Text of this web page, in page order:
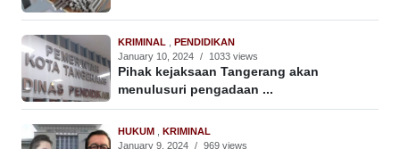
KRIMINAL , PENDIDIKAN
January 10, 2024 / 1033 views
Pihak kejaksaan Tangerang akan
menulusuri pengadaan ...
HUKUM , KRIMINAL
January 9, 2024 / 969 views